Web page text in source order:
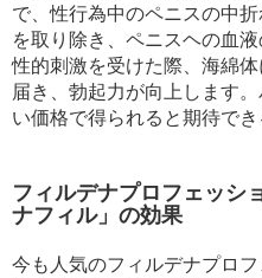
で、性行為中のペニスの中
を取り除き、ペニスヘの血液
性的刺激を受けた際、海綿
届き、勃起力が向上します
い価格で得られると期待でき
フィルデナプロフェッシ
ナフィル」の効果
今も人気のフィルデナプロ